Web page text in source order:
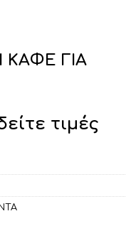
ΚΑΦΕ ΓΙΑ
τιμές